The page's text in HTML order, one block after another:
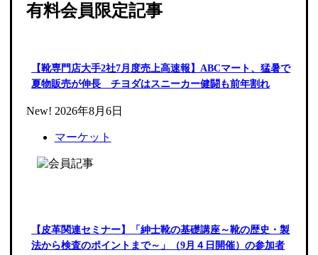
有料会員限定記事
【靴専門店大手2社7月度売上高速報】ABCマート、猛暑で
夏物販売が伸長 チヨダはスニーカー健闘も前年割れ
New! 2026年8月6日
マーケット
【皮革関連セミナー】「紳士靴の基礎講座～靴の歴史・製
法から検査のポイントまで～」（9月４日開催）の参加者